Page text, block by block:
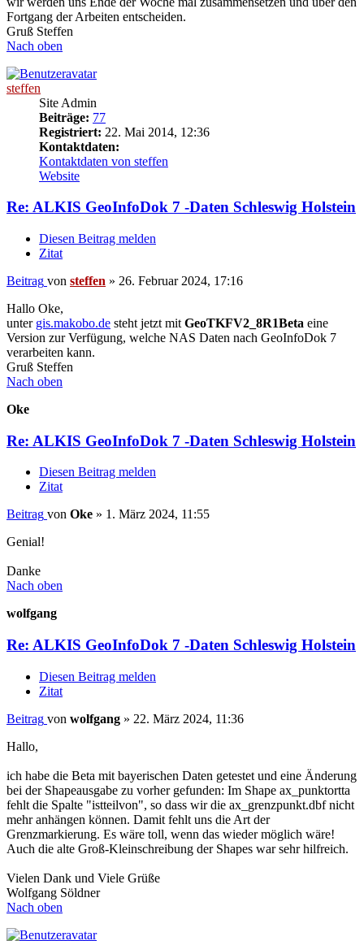
Fortgang der Arbeiten entscheiden.
Gruß Steffen
Nach oben
steffen
Site Admin
Beiträge: 77
Registriert: 22. Mai 2014, 12:36
Kontaktdaten:
Kontaktdaten von steffen
Website
Re: ALKIS GeoInfoDok 7 -Daten Schleswig Holstein
Diesen Beitrag melden
Zitat
Beitrag von steffen » 26. Februar 2024, 17:16
Hallo Oke,
unter gis.makobo.de steht jetzt mit GeoTKFV2_8R1Beta eine
Version zur Verfügung, welche NAS Daten nach GeoInfoDok 7
verarbeiten kann.
Gruß Steffen
Nach oben
Oke
Re: ALKIS GeoInfoDok 7 -Daten Schleswig Holstein
Diesen Beitrag melden
Zitat
Beitrag von Oke » 1. März 2024, 11:55
Genial!
Danke
Nach oben
wolfgang
Re: ALKIS GeoInfoDok 7 -Daten Schleswig Holstein
Diesen Beitrag melden
Zitat
Beitrag von wolfgang » 22. März 2024, 11:36
Hallo,
ich habe die Beta mit bayerischen Daten getestet und eine Änderung
bei der Shapeausgabe zu vorher gefunden: Im Shape ax_punktortta
fehlt die Spalte "istteilvon", so dass wir die ax_grenzpunkt.dbf nicht
mehr anhängen können. Damit fehlt uns die Art der
Grenzmarkierung. Es wäre toll, wenn das wieder möglich wäre!
Auch die alte Groß-Kleinschreibung der Shapes war sehr hilfreich.
Vielen Dank und Viele Grüße
Wolfgang Söldner
Nach oben